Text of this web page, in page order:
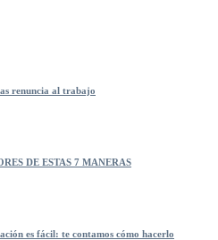
renuncia al trabajo
DE ESTAS 7 MANERAS
es fácil: te contamos cómo hacerlo